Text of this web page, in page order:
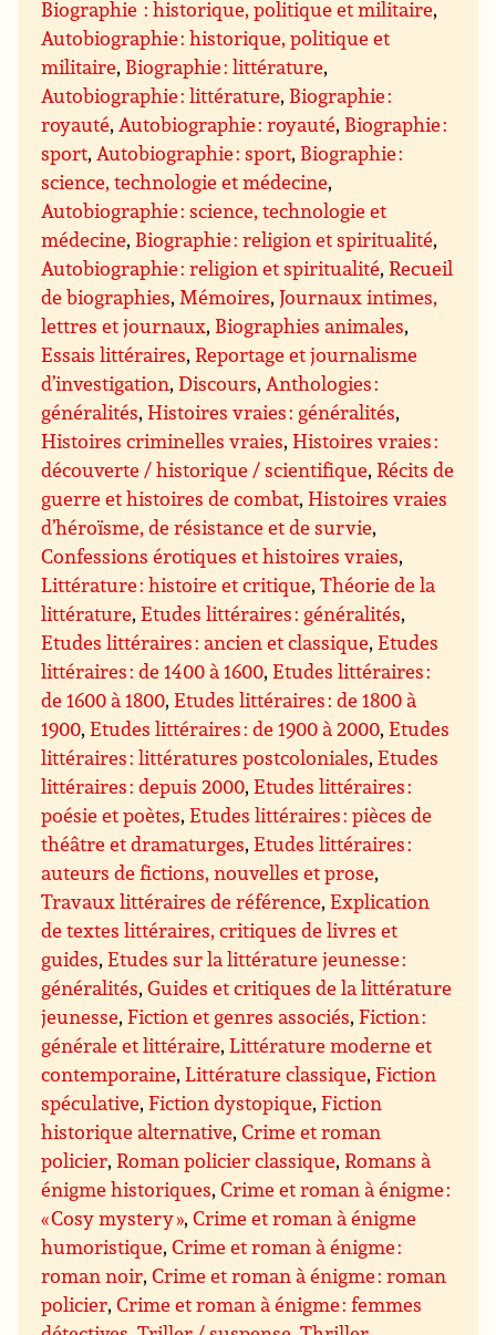
Biographie : historique, politique et militaire,
Autobiographie : historique, politique et
militaire, Biographie : littérature,
Autobiographie : littérature, Biographie :
royauté,Autobiographie : royauté, Biographie :
sport,Autobiographie : sport, Biographie :
science, technologie et médecine,
Autobiographie : science, technologie et
médecine, Biographie : religion et spiritualité,
Autobiographie : religion et spiritualité,Recueil
de biographies,Mémoires,Journaux intimes,
lettres et journaux, Biographies animales,
Essais littéraires,Reportage et journalisme
d’investigation,Discours,Anthologies :
généralités,Histoires vraies : généralités,
Histoires criminelles vraies,Histoires vraies :
découverte / historique / scientifique,Récits de
guerre et histoires de combat,Histoires vraies
d’héroïsme, de résistance et de survie,
Confessions érotiques et histoires vraies,
Littérature : histoire et critique,Théorie de la
littérature,Etudes littéraires : généralités,
Etudes littéraires : ancien et classique,Etudes
littéraires : de 1400 à 1600,Etudes littéraires :
de 1600 à 1800,Etudes littéraires : de 1800 à
1900,Etudes littéraires : de 1900 à 2000,Etudes
littéraires : littératures postcoloniales,Etudes
littéraires : depuis 2000,Etudes littéraires :
poésie et poètes,Etudes littéraires : pièces de
théâtre et dramaturges,Etudes littéraires :
auteurs de fictions, nouvelles et prose,
Travaux littéraires de référence,Explication
de textes littéraires, critiques de livres et
guides,Etudes sur la littérature jeunesse :
généralités,Guides et critiques de la littérature
jeunesse,Fiction et genres associés,Fiction :
générale et littéraire,Littérature moderne et
contemporaine,Littérature classique,Fiction
spéculative,Fiction dystopique,Fiction
historique alternative,Crime et roman
policier,Roman policier classique,Romans à
énigme historiques,Crime et roman à énigme :
« Cosy mystery »,Crime et roman à énigme
humoristique,Crime et roman à énigme :
roman noir,Crime et roman à énigme : roman
policier,Crime et roman à énigme : femmes